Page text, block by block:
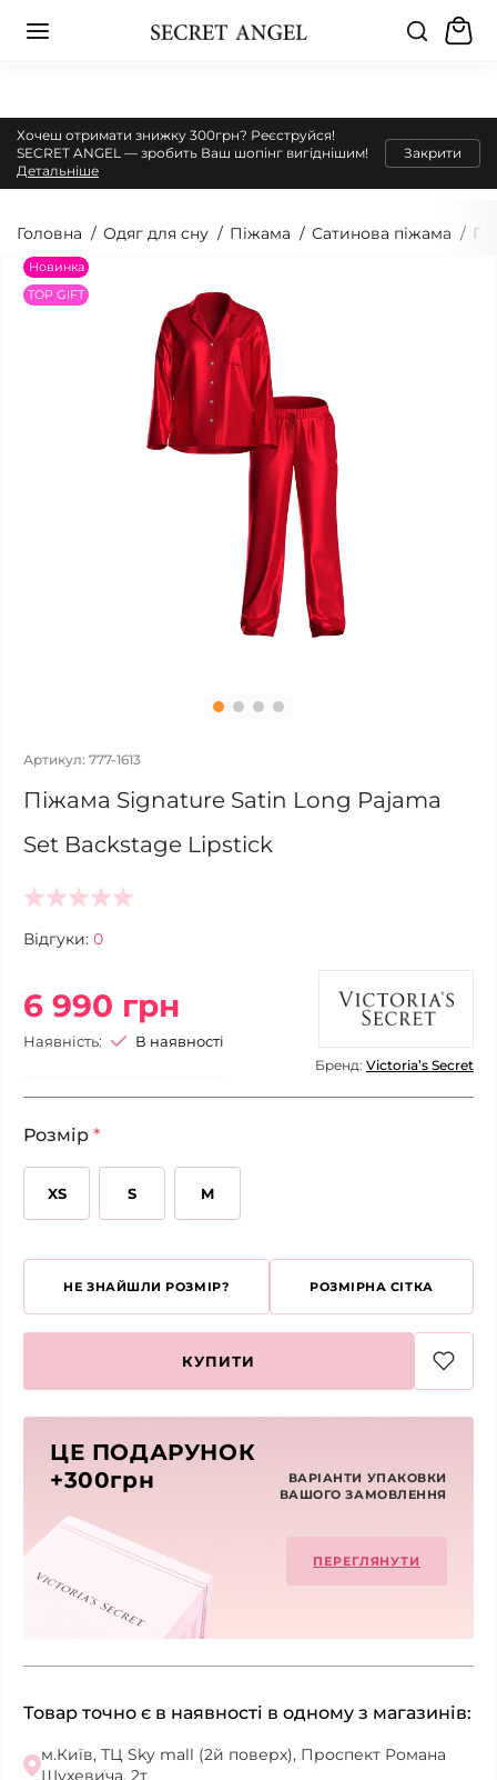
Хочеш отримати знижку 300грн? Реєструйся!
SECRET ANGEL — зробить Ваш шопінг вигіднішим!
Детальніше
Закрити
Головна Одяг для сну Піжама Сатинова піжама
Новинка
TOP GIFT
Артикул: 777-1613
Піжама Signature Satin Long Pajama
Set Backstage Lipstick
Відгуки: 0
6 990 грн
Наявність: В наявності
Бренд: Victoria’s Secret
Розмір *
XS S M
НЕ ЗНАЙШЛИ РОЗМІР? РОЗМІРНА СІТКА
КУПИТИ
ЦЕ ПОДАРУНОК
+300грн
ВАРІАНТИ УПАКОВКИ
ВАШОГО ЗАМОВЛЕННЯ
ПЕРЕГЛЯНУТИ
Товар точно є в наявності в одному з магазинів:
м.Київ, ТЦ Sky mall (2й поверх), Проспект Романа
Шухевича, 2т